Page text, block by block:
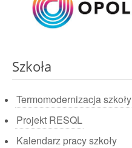
Szkoła
Termomodernizacja szkoły
Projekt RESQL
Kalendarz pracy szkoły